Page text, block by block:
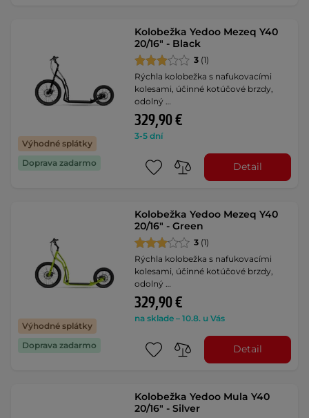
Výhodné splátky
Doprava zadarmo
Kolobežka Yedoo Mezeq Y40
20/16" - Black
3 (1)
Rýchla kolobežka s nafukovacími
kolesami, účinné kotúčové brzdy,
odolný …
329,90 €
3-5 dní
Detail
Výhodné splátky
Doprava zadarmo
Kolobežka Yedoo Mezeq Y40
20/16" - Green
3 (1)
Rýchla kolobežka s nafukovacími
kolesami, účinné kotúčové brzdy,
odolný …
329,90 €
na sklade – 10.8. u Vás
Detail
Kolobežka Yedoo Mula Y40
20/16" - Silver